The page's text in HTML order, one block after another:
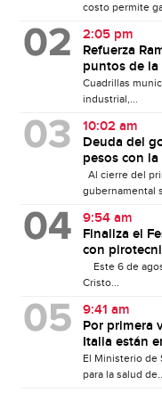
costo permite
2:05 pm
Refuerza
puntos de la
Cuadrillas
industrial,...
10:02 am
Deuda del
pesos con la
Al cierre del
gubernamental
9:54 am
Finaliza el
con
Este 6 de
Cristo...
9:41 am
Por primera
Italia están
El Ministerio de
para la salud